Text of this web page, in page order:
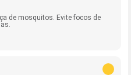
de mosquitos. Evite focos de